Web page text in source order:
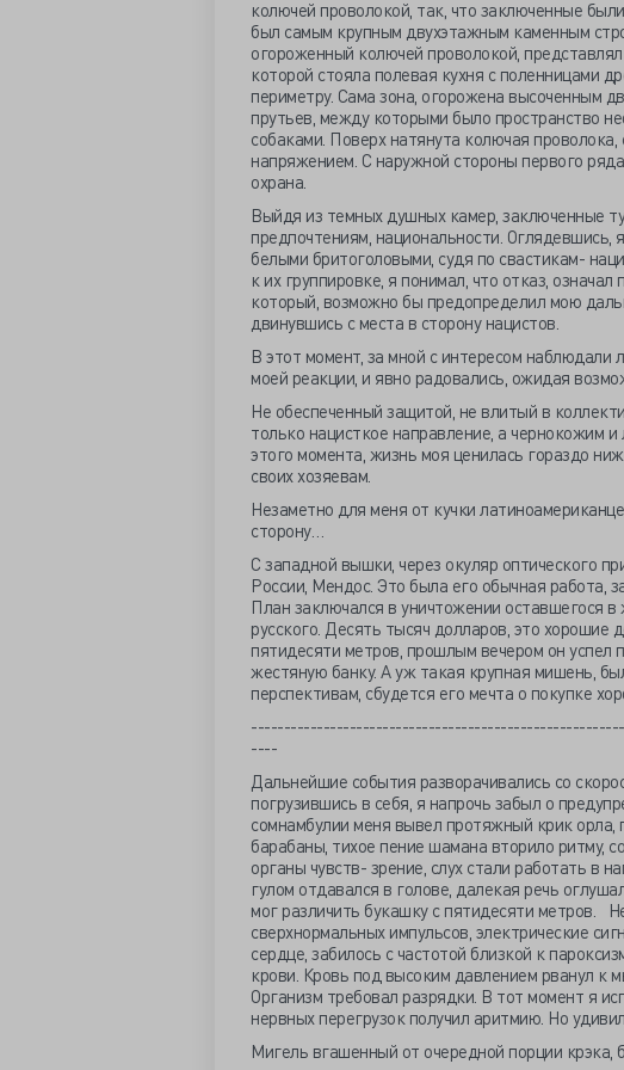
колючей проволокой, так, что заключенные
был самым крупным двухэтажным каменным
огороженный колючей проволокой,
которой стояла полевая кухня с поленницами
периметру. Сама зона, огорожена высоченным
прутьев, между которыми было пространство
собаками. Поверх натянута колючая
напряжением. С наружной стороны первого
охрана.
Выйдя из темных душных камер, заключенные
предпочтениям, национальности. Оглядевшись,
белыми бритоголовыми, судя по свастикам-
к их группировке, я понимал, что отказ,
который, возможно бы предопределил мою
двинувшись с места в сторону нацистов.
В этот момент, за мной с интересом
моей реакции, и явно радовались, ожидая
Не обеспеченный защитой, не влитый в
только нацисткое направление, а чернокожим
этого момента, жизнь моя ценилась гораздо
своих хозяевам.
Незаметно для меня от кучки
сторону…
С западной вышки, через окуляр оптического
России, Мендос. Это была его обычная работа,
План заключался в уничтожении оставшегося
русского. Десять тысяч долларов, это хорошие
пятидесяти метров, прошлым вечером он успел
жестяную банку. А уж такая крупная мишень,
перспективам, сбудется его мечта о покупке
----
Дальнейшие события разворачивались со
погрузившись в себя, я напрочь забыл о
сомнамбулии меня вывел протяжный крик
барабаны, тихое пение шамана вторило ритму,
органы чувств- зрение, слух стали работать
гулом отдавался в голове, далекая речь
мог различить букашку с пятидесяти метров.
сверхнормальных импульсов, электрические
сердце, забилось с частотой близкой к
крови. Кровь под высоким давлением рванул к
Организм требовал разрядки. В тот момент я
нервных перегрузок получил аритмию. Но
Мигель вгашенный от очередной порции